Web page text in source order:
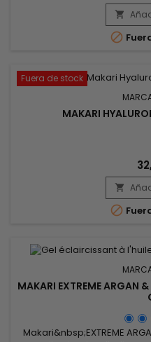


Fuera de stock
MAKARI


MAKARI EXTREME ARGAN
Makari&nbsp;EXTREME